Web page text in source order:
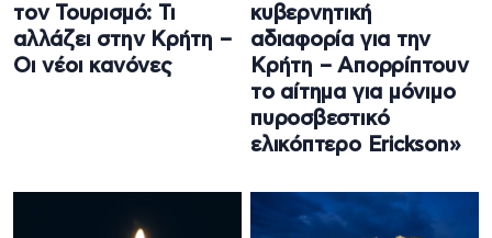
τον Τουρισμό: Τι
αλλάζει στην Κρήτη –
Οι νέοι κανόνες
κυβερνητική
αδιαφορία για την
Κρήτη – Απορρίπτουν
το αίτημα για μόνιμο
πυροσβεστικό
ελικόπτερο Erickson»